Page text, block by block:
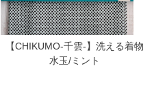
【CHIKUMO-千雲-】洗える着物
水玉/ミント